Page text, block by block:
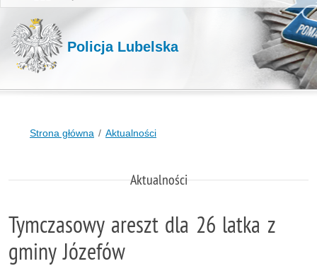
Policja Lubelska
Strona główna Aktualności
Aktualności
Tymczasowy areszt dla 26 latka z
gminy Józefów